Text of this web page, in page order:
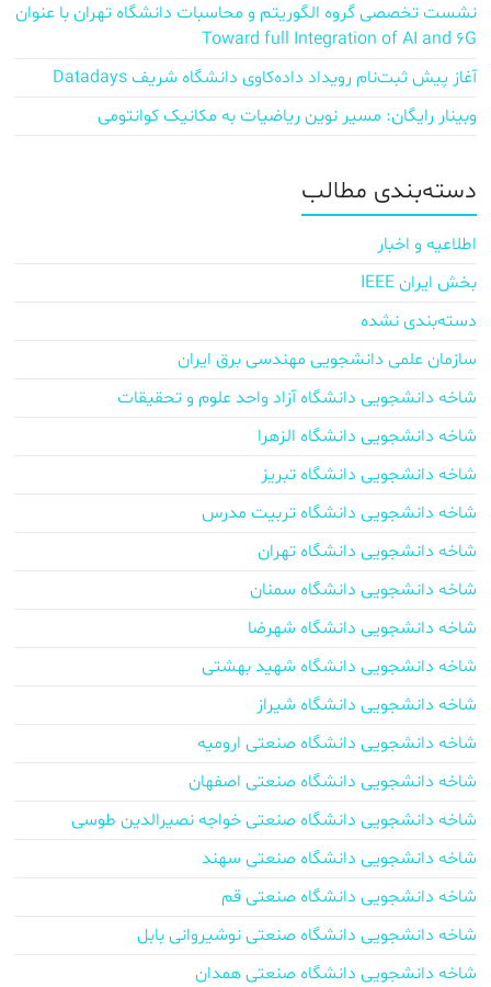
نشست تخصصی گروه الگوریتم و محاسبات دانشگاه تهران با عنوان
Toward full Integration of AI and 6G
آغاز پیش‌ ثبت‌نام رویداد داده‌کاوی دانشگاه شریف Datadays
وبینار رایگان: مسیر نوین ریاضیات به مکانیک کوانتومی
دسته‌بندی مطالب
اطلاعیه و اخبار
بخش ایران IEEE
دسته‌بندی نشده
سازمان علمی دانشجویی مهندسی برق ایران
شاخه دانشجویی دانشگاه آزاد واحد علوم و تحقیقات
شاخه دانشجویی دانشگاه الزهرا
شاخه دانشجویی دانشگاه تبریز
شاخه دانشجویی دانشگاه تربیت مدرس
شاخه دانشجویی دانشگاه تهران
شاخه دانشجویی دانشگاه سمنان
شاخه دانشجویی دانشگاه شهرضا
شاخه دانشجویی دانشگاه شهید بهشتی
شاخه دانشجویی دانشگاه شیراز
شاخه دانشجویی دانشگاه صنعتی ارومیه
شاخه دانشجویی دانشگاه صنعتی اصفهان
شاخه دانشجویی دانشگاه صنعتی خواجه نصیرالدین طوسی
شاخه دانشجویی دانشگاه صنعتی سهند
شاخه دانشجویی دانشگاه صنعتی قم
شاخه دانشجویی دانشگاه صنعتی نوشیروانی بابل
شاخه دانشجویی دانشگاه صنعتی همدان